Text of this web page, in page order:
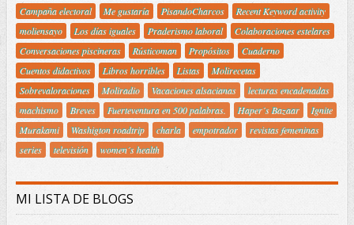
Campaña electoral
Me gustaría PisandoCharcos
Recent Keyword activity
moliensayo
Los días iguales Praderismo laboral
Colaboraciones estelares
Conversaciones piscineras
Rústicoman Propósitos
Cuaderno
Cuentos didactivos
Libros horribles Listas
Molirecetas
Sobrevaloraciones
Moliradio Vacaciones alsacianas
lecturas encadenadas
machismo
Breves Fuerteventura en 500 palabras. Haper´s Bazaar
Ignite
Murakami
Washigton roadtrip charla empotrador
revistas femeninas
series
televisión women´s health
MI LISTA DE BLOGS